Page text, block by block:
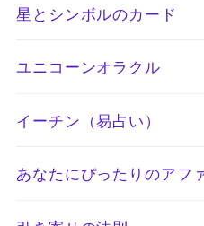
星とシンボルのカード
ユニコーンオラクル
イーチン（易占い）
あなたにぴったりのアフ